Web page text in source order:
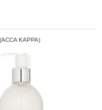
KAPPA)